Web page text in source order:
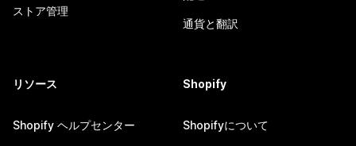
ストア管理
通貨と翻訳
リソース
Shopify ヘルプセンター
Shopify
Shopifyについて